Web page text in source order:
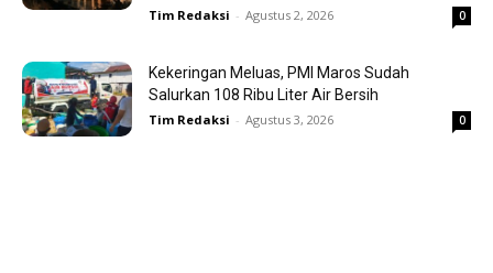
Tim Redaksi - Agustus 2, 2026 0
Kekeringan Meluas, PMI Maros Sudah
Salurkan 108 Ribu Liter Air Bersih
Tim Redaksi - Agustus 3, 2026 0